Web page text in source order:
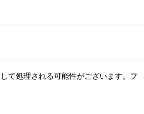
て処理される可能性がございます。フ